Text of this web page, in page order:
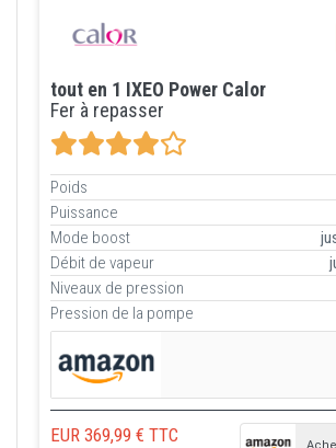
tout en 1 IXEO Power Calor
Fer à repasser
Poids
Puissance
Mode boost
Débit de vapeur
Niveaux de pression
Pression de la pompe
EUR 369,99 € TTC